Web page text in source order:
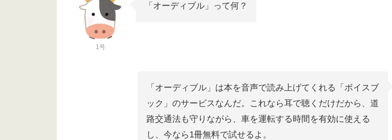
1号
「オーディブル」って何？
「オーディブル」は本を音声で読み上げてくれる「ボイスブ
ック」のサービスなんだ。これなら耳で聴くだけだから、道
路交通法も守りながら、車を運転する時間を有効に使える
し、今なら1冊無料で試せるよ。